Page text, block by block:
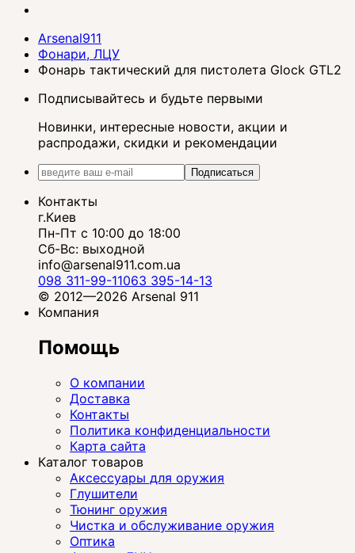
Arsenal911
Фонари, ЛЦУ
Фонарь тактический для пистолета Glock GTL2
Подписывайтесь и будьте первыми
Новинки, интересные новости, акции и
распродажи, скидки и рекомендации
Подписаться
Контакты
г.Киев
Пн-Пт с 10:00 до 18:00
Сб-Вс: выходной
info@arsenal911.com.ua
098 311-99-11063 395-14-13
© 2012—2026 Arsenal 911
Компания
Помощь
О компании
Доставка
Контакты
Политика конфиденциальности
Карта сайта
Каталог товаров
Аксессуары для оружия
Глушители
Тюнинг оружия
Чистка и обслуживание оружия
Оптика